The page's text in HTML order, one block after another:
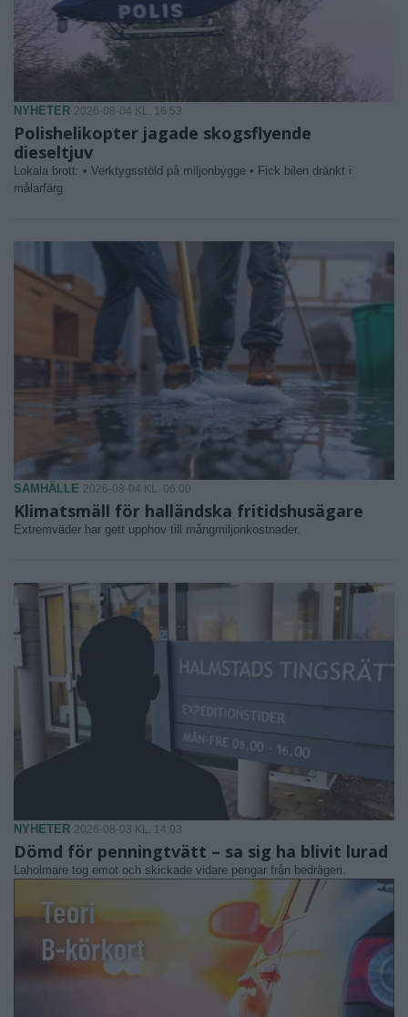
NYHETER 2026-08-04 KL. 16:53
Polishelikopter jagade skogsflyende
dieseltjuv
Lokala brott: • Verktygsstöld på miljonbygge • Fick bilen dränkt i
målarfärg
SAMHÄLLE 2026-08-04 KL. 06:00
Klimatsmäll för halländska fritidshusägare
Extremväder har gett upphov till mångmiljonkostnader.
NYHETER 2026-08-03 KL. 14:03
Dömd för penningtvätt – sa sig ha blivit lurad
Laholmare tog emot och skickade vidare pengar från bedrägeri.